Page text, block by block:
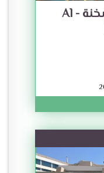
فندق الماسة العين السخنة - Al